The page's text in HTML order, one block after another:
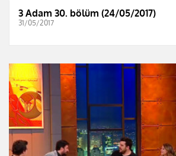
3 Adam 30. bölüm (24/05/2017)
31/05/2017